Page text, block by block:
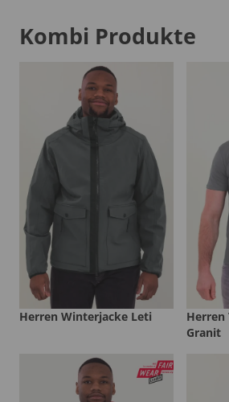
Kombi Produkte
Herren Winterjacke Leti
Herren
Granit